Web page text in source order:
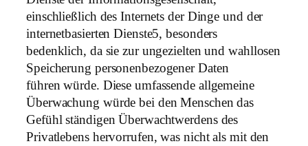
einschließlich des Internets der Dinge und der
internetbasierten Dienste5, besonders
bedenklich, da sie zur ungezielten und wahllosen
Speicherung personenbezogener Daten
führen würde. Diese umfassende allgemeine
Überwachung würde bei den Menschen das
Gefühl ständigen Überwachtwerdens des
Privatlebens hervorrufen, was nicht als mit den